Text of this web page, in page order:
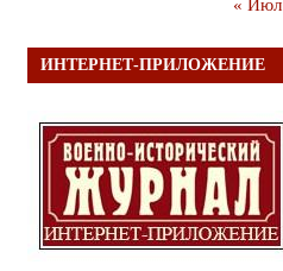
« Июл
ИНТЕРНЕТ-ПРИЛОЖЕНИЕ